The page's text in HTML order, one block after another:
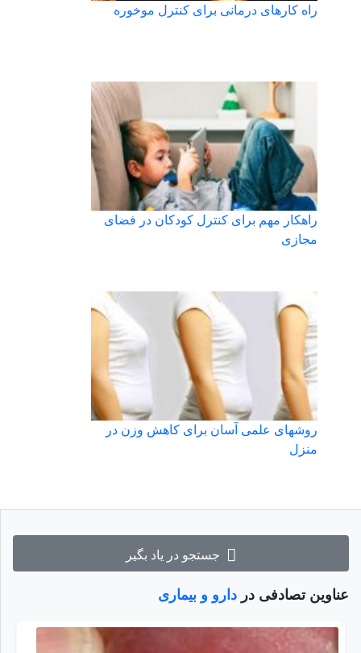
جستجو در یاد بگیر
عناوین تصادفی در دارو و بیماری
راه کارهای درمانی برای کنترل موخوره
راهکار مهم برای کنترل کودکان در فضای
مجازی
روشهای علمی آسان برای کاهش وزن در
منزل